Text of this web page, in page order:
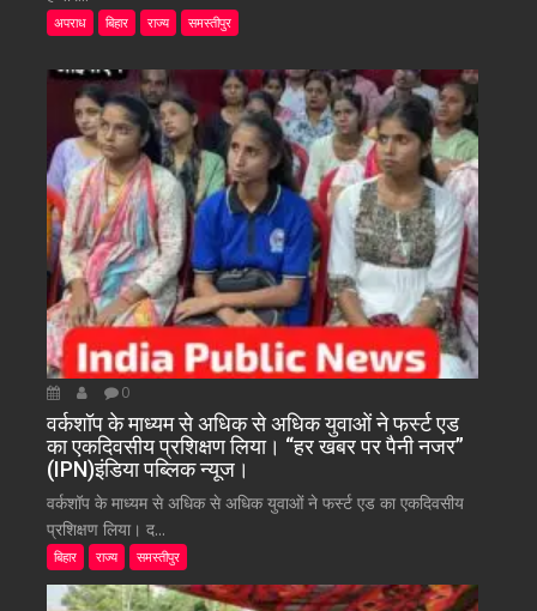
अपराध बिहार राज्य समस्तीपुर
0
वर्कशॉप के माध्यम से अधिक से अधिक युवाओं ने फर्स्ट एड
का एकदिवसीय प्रशिक्षण लिया। “हर खबर पर पैनी नजर”
(IPN)इंडिया पब्लिक न्यूज।
वर्कशॉप के माध्यम से अधिक से अधिक युवाओं ने फर्स्ट एड का एकदिवसीय
प्रशिक्षण लिया। द...
बिहार राज्य समस्तीपुर